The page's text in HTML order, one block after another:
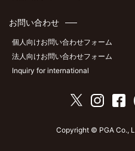
お問い合わせ
個人向けお問い合わせフォーム
法人向けお問い合わせフォーム
Inquiry for international
Copyright © PGA Co.,